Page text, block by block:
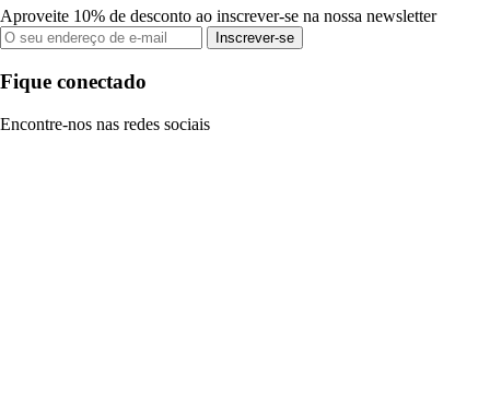
Aproveite 10% de desconto ao inscrever-se na nossa newsletter
Inscrever-se
Fique conectado
Encontre-nos nas redes sociais